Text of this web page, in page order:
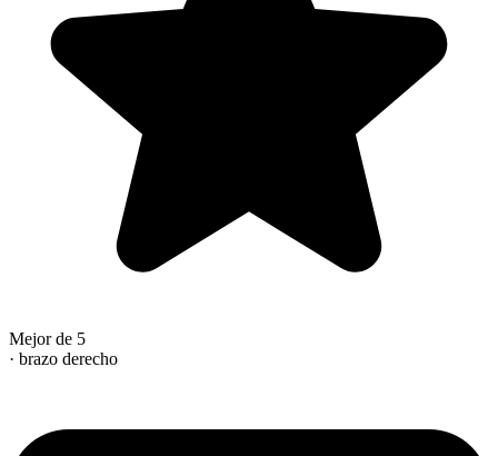
Mejor de 5
· brazo derecho